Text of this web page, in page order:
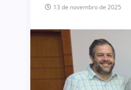
13 de novembro de 2025